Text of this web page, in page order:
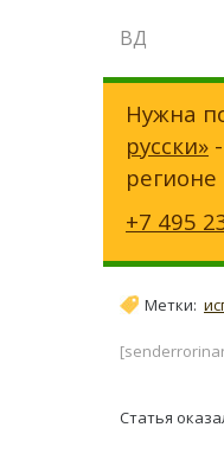
ВД
Нужна
русски»
+7 495
Метки:
Статья